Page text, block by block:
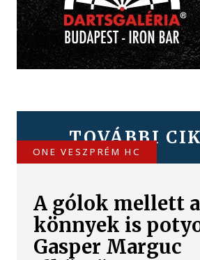
TOVÁBBI
ONE VESZPRÉM HC
A gólok mellett a
könnyek is
Gasper Marguc